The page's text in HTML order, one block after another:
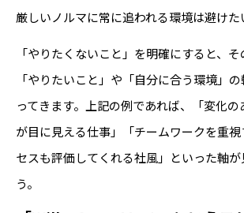
厳しいノルマに常に追われる環境は避けた
「やりたくないこと」を明確にすると、
「やりたいこと」や「自分に合う環境」
ってきます。上記の例であれば、「変化
が目に見える仕事」「チームワークを重
セスも評価してくれる社風」といった軸が
う。